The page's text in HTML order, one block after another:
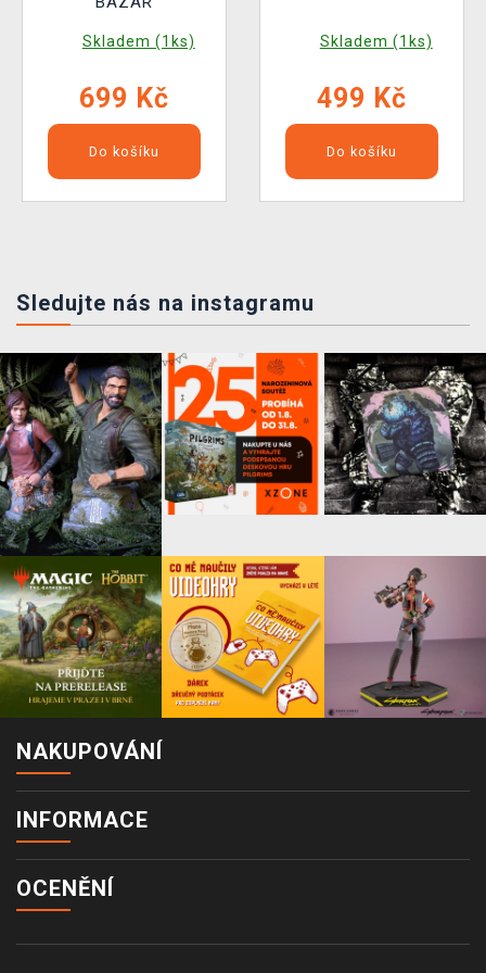
Skladem (1ks)
699 Kč
Do košíku
Skladem (1ks)
499 Kč
Do košíku
Sledujte nás na instagramu
NAKUPOVÁNÍ
INFORMACE
OCENĚNÍ